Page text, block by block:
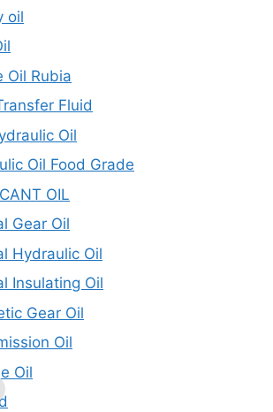
oil
Oil Rubia
Fluid
Oil
Oil Food Grade
OIL
Gear Oil
Hydraulic Oil
Insulating Oil
Gear Oil
Oil
Oil